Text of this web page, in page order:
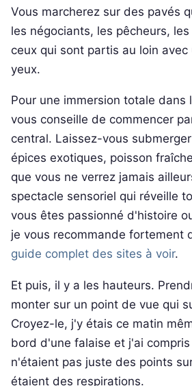
Vous marcherez sur des pavés
les négociants, les pêcheurs,
ceux qui sont partis au loin avec
yeux.
Pour une immersion totale dans
vous conseille de commencer
central. Laissez-vous
épices exotiques, poisson
que vous ne verrez jamais
spectacle sensoriel qui réveille
vous êtes passionné d'histoire
je vous recommande fortement
guide complet des sites à voir.
Et puis, il y a les hauteurs.
monter sur un point de vue qui
Croyez-le, j'y étais ce matin
bord d'une falaise et j'ai
n'étaient pas juste des points
étaient des respirations.